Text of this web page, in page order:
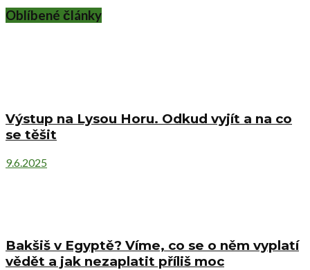
Oblíbené články
Výstup na Lysou Horu. Odkud vyjít a na co
se těšit
9.6.2025
Bakšiš v Egyptě? Víme, co se o něm vyplatí
vědět a jak nezaplatit příliš moc